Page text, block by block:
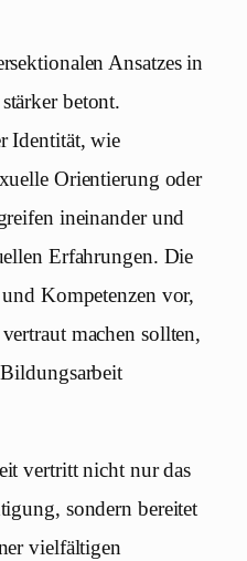
Ansatzes in
betont.
Identität, wie
Orientierung oder
ineinander und
Erfahrungen. Die
Kompetenzen vor,
machen sollten,
vertritt nicht nur das
sondern bereitet
vielfältigen